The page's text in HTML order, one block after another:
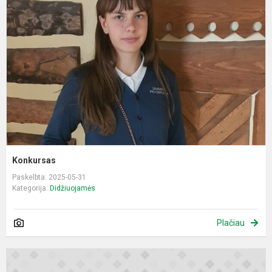
Konkursas
Paskelbta: 2025-05-31
Kategorija: Didžiuojamės
Plačiau